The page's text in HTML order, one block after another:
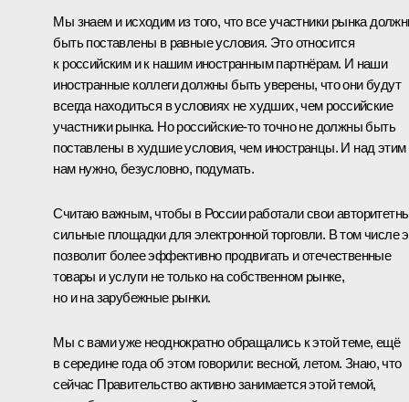
Мы знаем и исходим из того, что все участники рынка
быть поставлены в равные условия. Это относится
к российским и к нашим иностранным партнёрам. И наши
иностранные коллеги должны быть уверены, что они будут
всегда находиться в условиях не худших, чем российские
участники рынка. Но российские‑то точно не должны быть
поставлены в худшие условия, чем иностранцы. И над этим
нам нужно, безусловно, подумать.
Считаю важным, чтобы в России работали свои
сильные площадки для электронной торговли. В том числе
позволит более эффективно продвигать и отечественные
товары и услуги не только на собственном рынке,
но и на зарубежные рынки.
Мы с вами уже неоднократно обращались к этой теме, ещё
в середине года об этом говорили: весной, летом. Знаю, что
сейчас Правительство активно занимается этой темой,